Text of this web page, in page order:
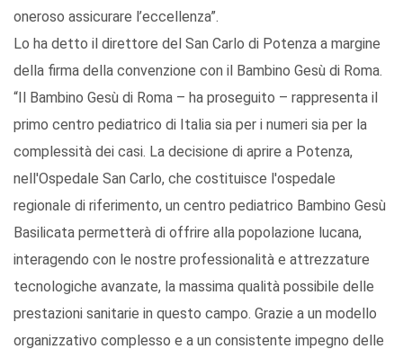
oneroso assicurare l’eccellenza”.
Lo ha detto il direttore del San Carlo di Potenza a margine
della firma della convenzione con il Bambino Gesù di Roma.
“Il Bambino Gesù di Roma – ha proseguito – rappresenta il
primo centro pediatrico di Italia sia per i numeri sia per la
complessità dei casi. La decisione di aprire a Potenza,
nell'Ospedale San Carlo, che costituisce l'ospedale
regionale di riferimento, un centro pediatrico Bambino Gesù
Basilicata permetterà di offrire alla popolazione lucana,
interagendo con le nostre professionalità e attrezzature
tecnologiche avanzate, la massima qualità possibile delle
prestazioni sanitarie in questo campo. Grazie a un modello
organizzativo complesso e a un consistente impegno delle